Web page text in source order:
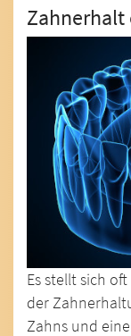
Zahnerhalt
Es stellt sich
der
Zahns und